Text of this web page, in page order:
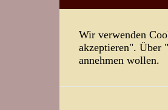
Wir verwenden
akzeptieren". Über
annehmen wollen.